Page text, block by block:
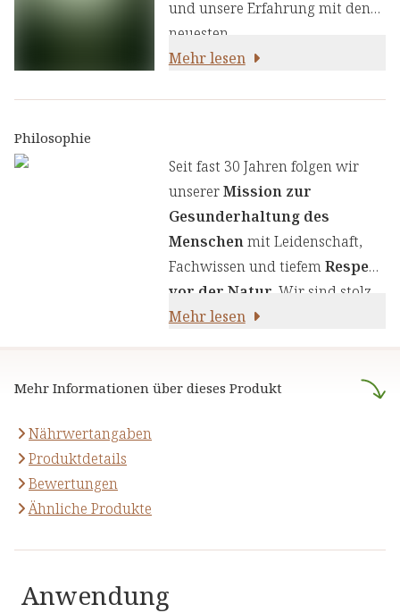
und unsere Erfahrung mit den
neuesten
ernährungswissenschaftlichen
unserer Inhaltsstoffe, um Ihnen
sorgfältig zusammengestellte
Produkte zu liefern. Wir nutzen
die Kraft von Kräutern,
Pflanzenstoffen und anderen
natürlichen Inhaltsstoffen - für
Ihre Gesundheit und Ihr
Mehr lesen
Mehr Informationen über dieses Produkt
Nährwertangaben
Produktdetails
Bewertungen
Ähnliche Produkte
Anwendung
Philosophie
Seit fast 30 Jahren folgen wir
unsererMission zur
Gesunderhaltung des
Menschenmit Leidenschaft,
Fachwissen und tiefemRespekt
vor der Natur . Wir sind stolz
darauf,naturreine Produkte
stützen.
Mehr lesen